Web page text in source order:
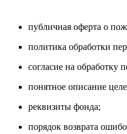
публичная оферта о
политика обработки
согласие на обработку
понятное описание
реквизиты фонда;
порядок возврата